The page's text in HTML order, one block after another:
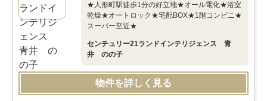
★人形町駅徒歩1分の好立地★オール電化★浴室
乾燥★オートロック★宅配BOX★1階コンビニ★
スーパー至近★
センチュリー21ランドインテリジェンス 青
井 のの子
物件を詳しく見る